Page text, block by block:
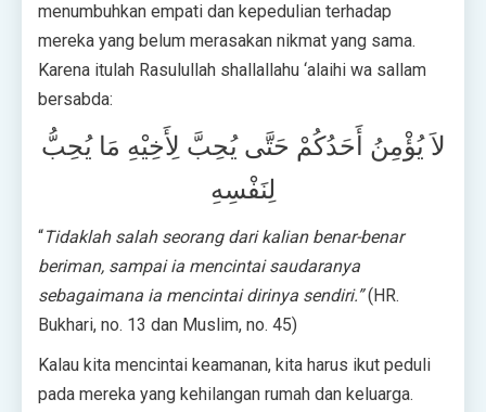
menumbuhkan empati dan kepedulian terhadap
mereka yang belum merasakan nikmat yang sama.
Karena itulah Rasulullah shallallahu ‘alaihi wa sallam
bersabda:
لاَ يُؤْمِنُ أَحَدُكُمْ حَتَّى يُحِبَّ لِأَخِيْهِ مَا يُحِبُّ
لِنَفْسِهِ
“Tidaklah salah seorang dari kalian benar-benar
beriman, sampai ia mencintai saudaranya
sebagaimana ia mencintai dirinya sendiri.”(HR.
Bukhari, no. 13 dan Muslim, no. 45)
Kalau kita mencintai keamanan, kita harus ikut peduli
pada mereka yang kehilangan rumah dan keluarga.